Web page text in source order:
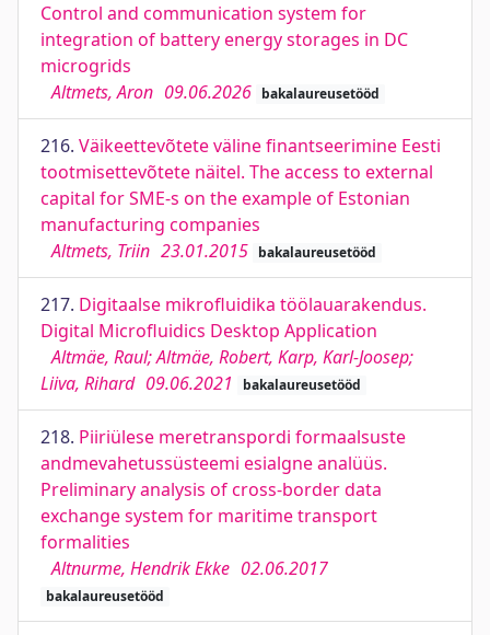
Control and communication system for
integration of battery energy storages in DC
microgrids
Altmets, Aron 09.06.2026 bakalaureusetööd
216. Väikeettevõtete väline finantseerimine Eesti
tootmisettevõtete näitel. The access to external
capital for SME-s on the example of Estonian
manufacturing companies
Altmets, Triin 23.01.2015 bakalaureusetööd
217. Digitaalse mikrofluidika töölauarakendus.
Digital Microfluidics Desktop Application
Altmäe, Raul; Altmäe, Robert, Karp, Karl-Joosep;
Liiva, Rihard 09.06.2021 bakalaureusetööd
218. Piiriülese meretranspordi formaalsuste
andmevahetussüsteemi esialgne analüüs.
Preliminary analysis of cross-border data
exchange system for maritime transport
formalities
Altnurme, Hendrik Ekke 02.06.2017
bakalaureusetööd